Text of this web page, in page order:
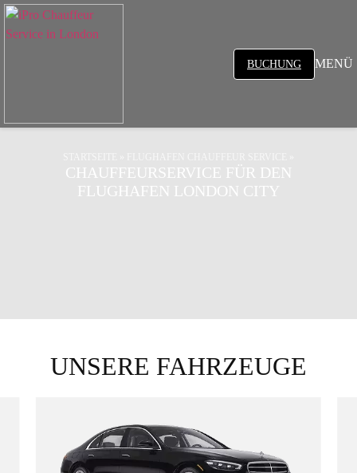
BUCHUNG MENÜ
CHAUFFEURSERVICE FÜR DEN
FLUGHAFEN LONDON CITY
UNSERE FAHRZEUGE